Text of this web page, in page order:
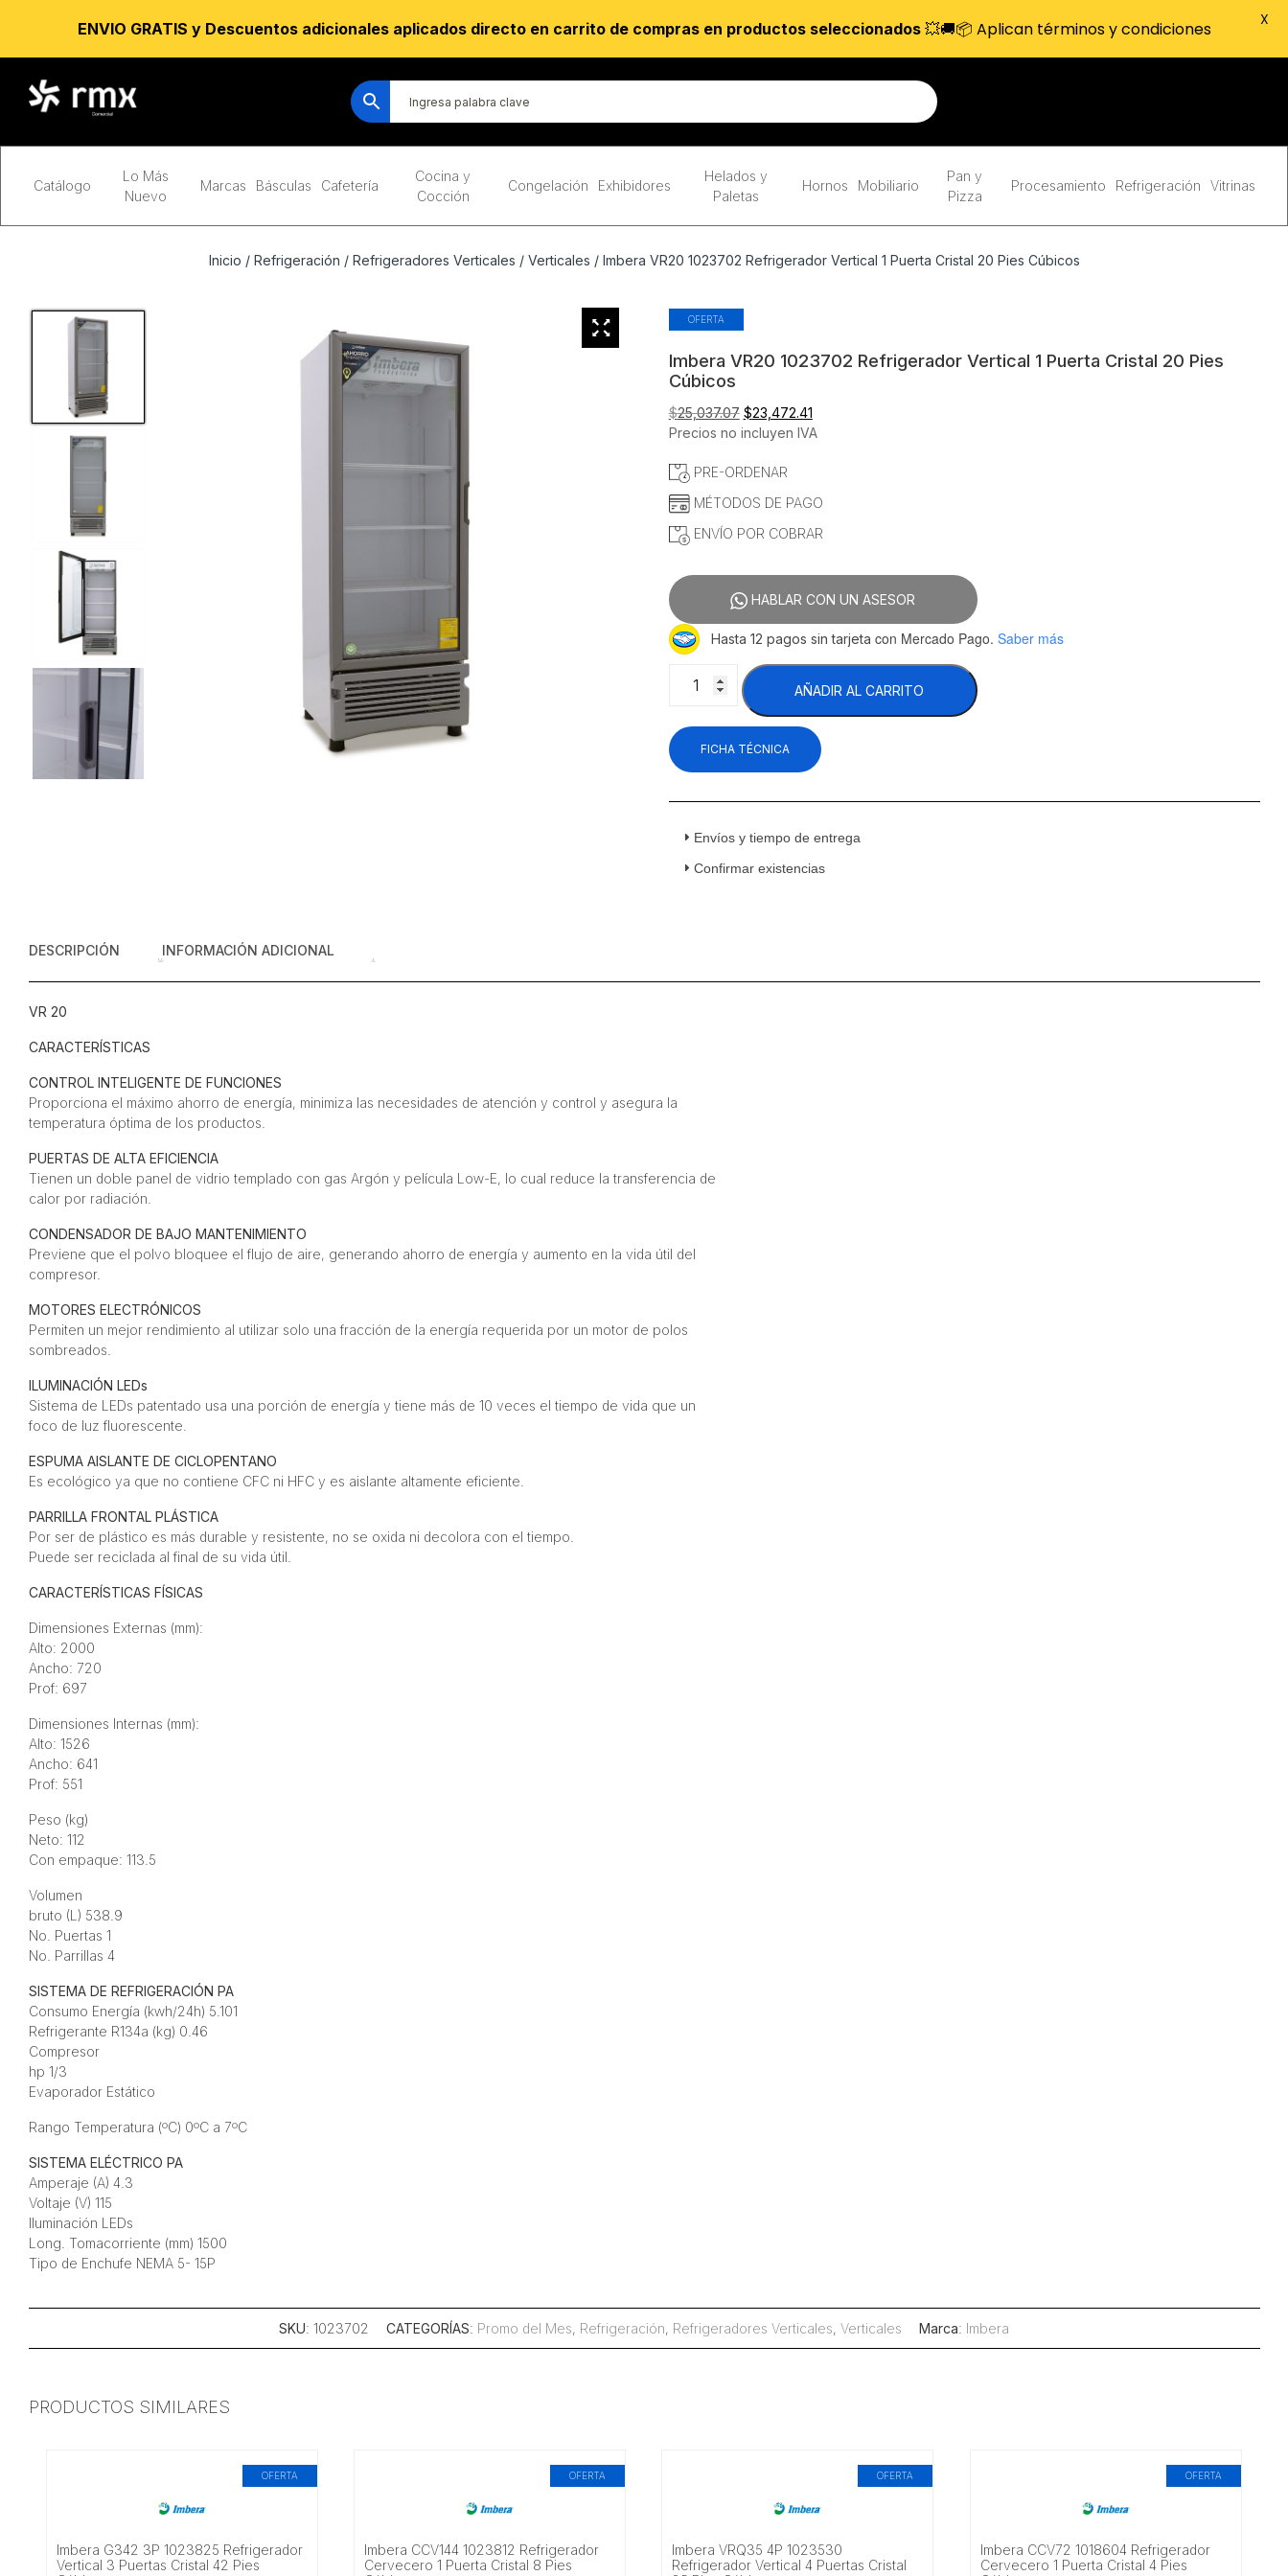
Catálogo
Lo Más
Nuevo
Marcas Básculas Cafetería
Cocina y
Cocción
Congelación Exhibidores
Helados y
Paletas
Hornos Mobiliario
Pan y
Pizza
Procesamiento Refrigeración Vitrinas
Inicio / Refrigeración / Refrigeradores Verticales / Verticales / Imbera VR20 1023702 Refrigerador Vertical 1 Puerta Cristal 20 Pies Cúbicos
OFERTA
Imbera VR20 1023702 Refrigerador Vertical 1 Puerta Cristal 20 Pies
Cúbicos
$25,037.07 El
precio
era:
$23,472.41El
precio
Precios no incluyen IVA
PRE-ORDENAR
MÉTODOS DE PAGO
ENVÍO POR COBRAR
HABLAR CON UN ASESOR
Hasta 12 pagos sin tarjeta con Mercado Pago. Saber más
VR20
Refrigerador
Vertical
Cúbicos
AÑADIR AL CARRITO
FICHA TÉCNICA
Envíos y tiempo de entrega
Confirmar existencias
DESCRIPCIÓN INFORMACIÓN ADICIONAL
VR 20
CARACTERÍSTICAS
CONTROL INTELIGENTE DE FUNCIONES
Proporciona el máximo ahorro de energía, minimiza las necesidades de atención y control y asegura la
temperatura óptima de los productos.
PUERTAS DE ALTA EFICIENCIA
Tienen un doble panel de vidrio templado con gas Argón y película Low-E, lo cual reduce la transferencia de
calor por radiación.
CONDENSADOR DE BAJO MANTENIMIENTO
Previene que el polvo bloquee el flujo de aire, generando ahorro de energía y aumento en la vida útil del
compresor.
MOTORES ELECTRÓNICOS
Permiten un mejor rendimiento al utilizar solo una fracción de la energía requerida por un motor de polos
sombreados.
ILUMINACIÓN LEDs
Sistema de LEDs patentado usa una porción de energía y tiene más de 10 veces el tiempo de vida que un
foco de luz fluorescente.
ESPUMA AISLANTE DE CICLOPENTANO
Es ecológico ya que no contiene CFC ni HFC y es aislante altamente eficiente.
PARRILLA FRONTAL PLÁSTICA
Por ser de plástico es más durable y resistente, no se oxida ni decolora con el tiempo.
Puede ser reciclada al final de su vida útil.
CARACTERÍSTICAS FÍSICAS
Dimensiones Externas (mm):
Alto: 2000
Ancho: 720
Prof: 697
Dimensiones Internas (mm):
Alto: 1526
Ancho: 641
Prof: 551
Peso (kg)
Neto: 112
Con empaque: 113.5
Volumen
bruto (L) 538.9
No. Puertas 1
No. Parrillas 4
SISTEMA DE REFRIGERACIÓN PA
Consumo Energía (kwh/24h) 5.101
Refrigerante R134a (kg) 0.46
Compresor
hp 1/3
Evaporador Estático
Rango Temperatura (ºC) 0ºC a 7ºC
SISTEMA ELÉCTRICO PA
Amperaje (A) 4.3
Voltaje (V) 115
Iluminación LEDs
Long. Tomacorriente (mm) 1500
Tipo de Enchufe NEMA 5- 15P
SKU: 1023702 CATEGORÍAS: Promo del Mes, Refrigeración, Refrigeradores Verticales, Verticales Marca: Imbera
PRODUCTOS SIMILARES
OFERTA
Imbera G342 3P 1023825 Refrigerador
Vertical 3 Puertas Cristal 42 Pies
OFERTA
Imbera CCV144 1023812 Refrigerador
Cervecero 1 Puerta Cristal 8 Pies
OFERTA
Imbera VRQ35 4P 1023530
Refrigerador Vertical 4 Puertas Cristal
OFERTA
Imbera CCV72 1018604 Refrigerador
Cervecero 1 Puerta Cristal 4 Pies
ENVIO GRATIS y Descuentos adicionales aplicados directo en carrito de compras en productos seleccionados💥🚚📦 Aplican términos y condiciones X